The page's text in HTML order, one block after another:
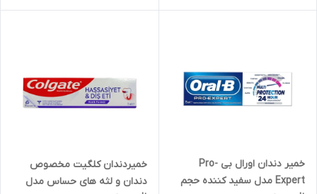
خمیر دندان اورال بی Pro-
Expert مدل سفید کننده حجم
خمیردندان کلگیت مخصوص
دندان و لثه های حساس مدل